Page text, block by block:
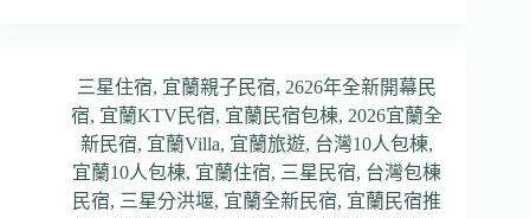
三星住宿, 宜蘭親子民宿, 2626年全新開幕民
宿, 宜蘭KTV民宿, 宜蘭民宿包棟, 2026宜蘭全
新民宿, 宜蘭Villa, 宜蘭旅遊, 台灣10人包棟,
宜蘭10人包棟, 宜蘭住宿, 三星民宿, 台灣包棟
民宿, 三星分洪堰, 宜蘭全新民宿, 宜蘭民宿推